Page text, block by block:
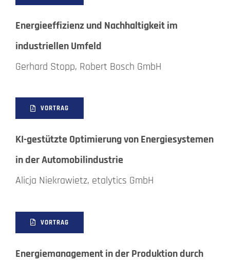
Energieeffizienz und Nachhaltigkeit im
industriellen Umfeld
Gerhard Stopp, Robert Bosch GmbH
VORTRAG
KI-gestützte Optimierung von Energiesystemen
in der Automobilindustrie
Alicja Niekrawietz, etalytics GmbH
VORTRAG
Energiemanagement in der Produktion durch